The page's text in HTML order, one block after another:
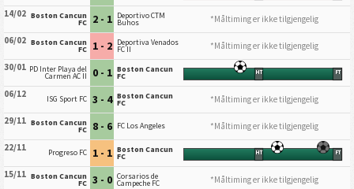
14/02 Boston Cancun
FC 2 - 1 Deportivo CTM
Buhos
*Måltiming er ikke tilgjengelig
06/02 Boston Cancun
FC 1 - 2 Deportiva Venados
FC II
*Måltiming er ikke tilgjengelig
30/01 PD Inter Playa del
Carmen AC II 0 - 1 Boston Cancun
FC HT FT
06/12 ISG Sport FC 3 - 4 Boston Cancun
FC
*Måltiming er ikke tilgjengelig
29/11 Boston Cancun
FC 8 - 6 FC Los Angeles
*Måltiming er ikke tilgjengelig
22/11
Progreso FC 1 - 1 Boston Cancun
FC HT FT
15/11 Boston Cancun
FC 3 - 0 Corsarios de
Campeche FC
*Måltiming er ikke tilgjengelig